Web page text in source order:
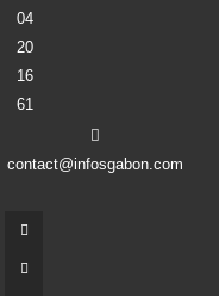
04
20
16
61
contact@infosgabon.com